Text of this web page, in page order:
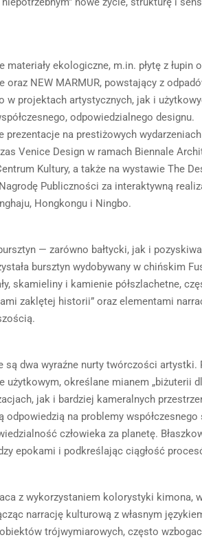
ekologiczne, m.in. płytę z łupin
oraz NEW MARMUR, powstający z
w projektach artystycznych, jak i
odpowiedzialnego designu.
na prestiżowych
Venice Design w ramach Biennale
Kultury, a także na wystawie The
Publiczności za interaktywną
Hongkongu i Ningbo.
— zarówno bałtycki, jak i
bursztyn wydobywany w chińskim
skamieliny i kamienie półszlachetne,
zaklętej historii” oraz elementami
są dwa wyraźne nurty twórczości artystki.
określane mianem „biżuterii
jak i bardziej kameralnych
odpowiedzią na problemy
człowieka za planetę.
epokami i podkreślając ciągłość
z wykorzystaniem kolorystyki kimona,
narrację kulturową z własnym
trójwymiarowych, często